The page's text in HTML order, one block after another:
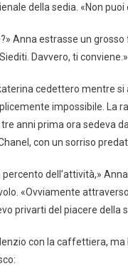
della sedia. «Non puoi
Anna estrasse un
Davvero, ti conviene.»
cedettero mentre si
impossibile. La
anni prima ora sedeva
con un sorriso
dell’attività,»
«Ovviamente
privarti del piacere della
con la caffettiera,